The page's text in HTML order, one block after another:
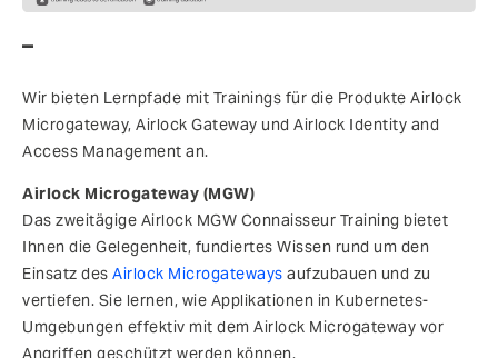
–
Wir bieten Lernpfade mit Trainings für die Produkte Airlock
Microgateway, Airlock Gateway und Airlock Identity and
Access Management an.
Airlock Microgateway (MGW)
Das zweitägige Airlock MGW Connaisseur Training bietet
Ihnen die Gelegenheit, fundiertes Wissen rund um den
Einsatz des Airlock Microgateways aufzubauen und zu
vertiefen. Sie lernen, wie Applikationen in Kubernetes-
Umgebungen effektiv mit dem Airlock Microgateway vor
Angriffen geschützt werden können.